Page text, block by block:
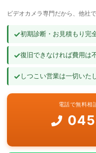
よくあるご質問
ビデオカメラ専門だから、他社
✓初期診断・お見積もり完
✓復旧できなければ費用は
✓しつこい営業は一切いた
電話で無料